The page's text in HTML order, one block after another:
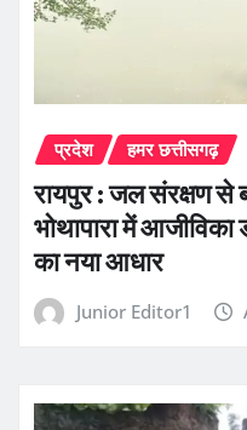
प्रदेश हमर छत्तीसगढ़
रायपुर : जल संरक्षण से
भोथापारा में
का नया आधार
Junior Editor1